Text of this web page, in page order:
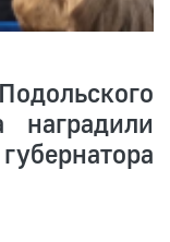
наградили